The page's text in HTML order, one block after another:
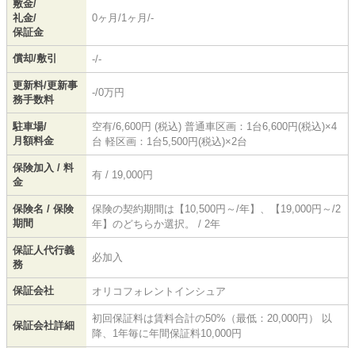
敷金/
礼金/
保証金
0ヶ月/1ヶ月/-
償却/敷引 -/-
更新料/更新事
務手数料
-/0万円
駐車場/
月額料金
空有/6,600円 (税込) 普通車区画：1台6,600円(税込)×4
台 軽区画：1台5,500円(税込)×2台
保険加入 / 料
金
有 / 19,000円
保険名 / 保険
期間
保険の契約期間は【10,500円～/年】、【19,000円～/2
年】のどちらか選択。 / 2年
保証人代行義
務
必加入
保証会社 オリコフォレントインシュア
保証会社詳細
初回保証料は賃料合計の50%（最低：20,000円） 以
降、1年毎に年間保証料10,000円